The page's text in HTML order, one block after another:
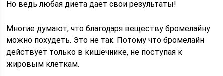
Но ведь любая диета дает свои результаты!
Многие думают, что благодаря веществу бромелайну
можно похудеть. Это не так. Потому что бромелайн
действует только в кишечнике, не поступая к
жировым клеткам.